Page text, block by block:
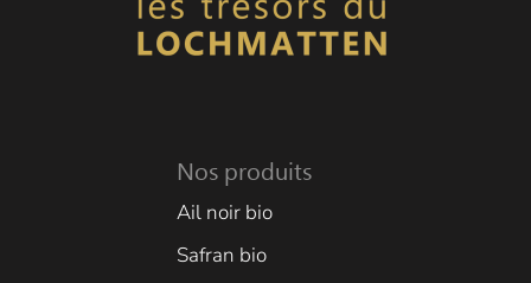
Nos produits
Ail noir bio
Safran bio